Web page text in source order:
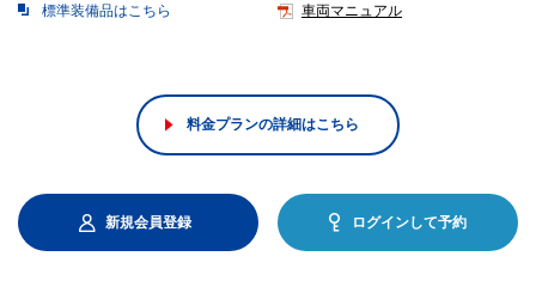
標準装備品はこちら 車両マニュアル
料金プランの詳細はこちら
新規会員登録 ログインして予約